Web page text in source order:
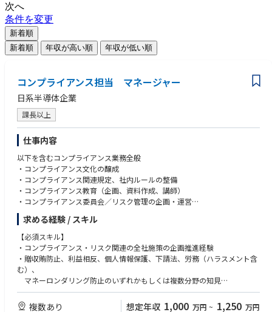
次へ
条件を変更
新着順
新着順
年収が高い順 年収が低い順
コンプライアンス担当 マネージャー
日系半導体企業
課長以上
仕事内容
以下を含むコンプライアンス業務全般
・コンプライアンス文化の醸成
・コンプライアンス関連規定、社内ルールの整備
・コンプライアンス教育（企画、資料作成、講師）
・コンプライアンス委員会／リスク管理の企画・運営
・内部通報制度（調査を含む）の運用
等求める経験 / スキル
【必須スキル】
・コンプライアンス・リスク関連の全社施策の企画推進経験
・贈収賄防止、利益相反、個人情報保護、下請法、労務（ハラスメント含
む）、
マネーロンダリング防止のいずれかもしくは複数分野の知見
【歓迎スキル】
複数あり 想定年収 1,000 万円 ~ 1,250 万円